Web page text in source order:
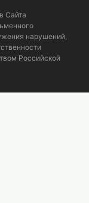
Сайта
нарушений,
Российской